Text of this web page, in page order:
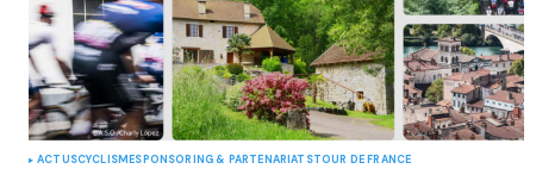
ACTUSCYCLISMESPONSORING & PARTENARIATSTOUR DE FRANCE